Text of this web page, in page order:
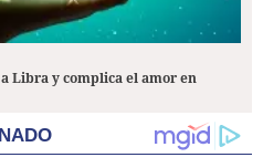
Libra y complica el amor en